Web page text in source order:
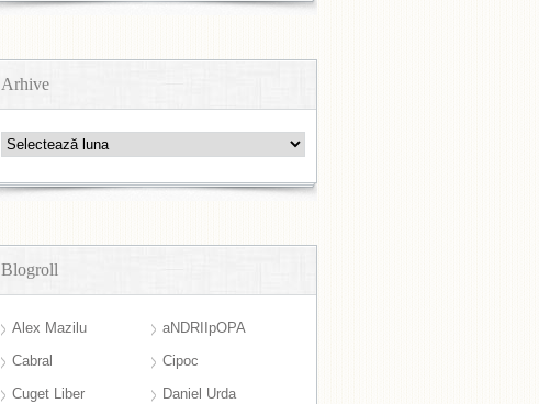
Arhive
Arhive
Blogroll
Alex Mazilu
aNDRIIpOPA
Cabral
Cipoc
Cuget Liber
Daniel Urda